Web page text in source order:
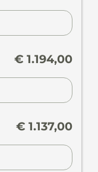
€ 1.194,00
€ 1.137,00